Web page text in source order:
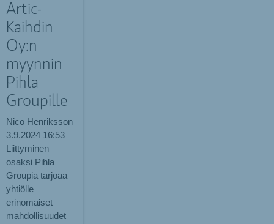
Artic-
Kaihdin
Oy:n
myynnin
Pihla
Groupille
Nico Henriksson
3.9.2024 16:53
Liittyminen
osaksi Pihla
Groupia tarjoaa
yhtiölle
erinomaiset
mahdollisuudet